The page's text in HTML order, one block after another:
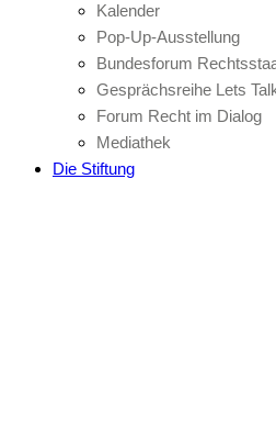
Kalender
Pop-Up-Ausstellung
Bundesforum
Gesprächsreihe Lets
Forum Recht im Dialog
Mediathek
Die Stiftung